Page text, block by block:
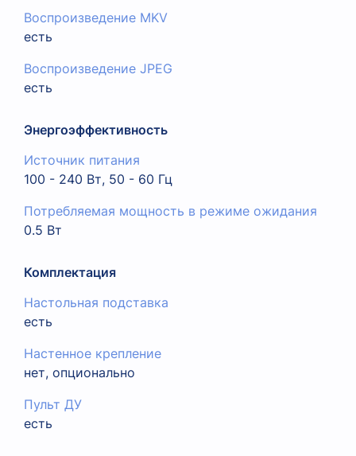
Воспроизведение MKV
есть
Воспроизведение JPEG
есть
Энергоэффективность
Источник питания
100 - 240 Вт, 50 - 60 Гц
Потребляемая мощность в режиме ожидания
0.5 Вт
Комплектация
Настольная подставка
есть
Настенное крепление
нет, опционально
Пульт ДУ
есть